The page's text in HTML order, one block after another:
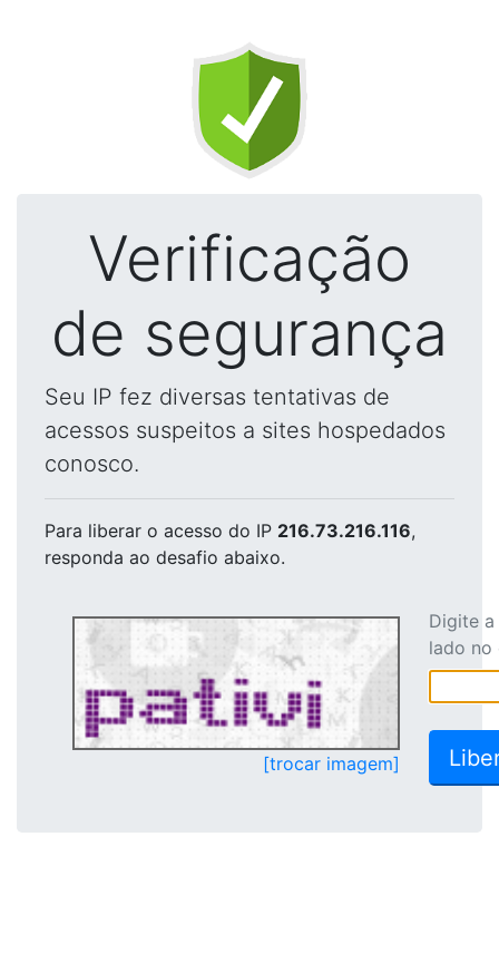
Verificação
de segurança
Seu IP fez diversas tentativas de
acessos suspeitos a sites hospedados
conosco.
Para liberar o acesso do IP 216.73.216.116,
responda ao desafio abaixo.
[trocar imagem]
Digite
lado no